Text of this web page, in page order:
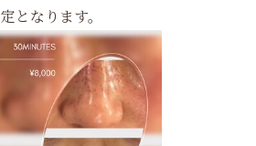
定となります。